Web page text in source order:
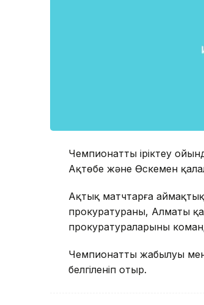
Чемпионаттың іріктеу
Ақтөбе және Өскемен
Ақтық матчтарға
прокуратураның, Алматы
прокуратураларының
Чемпионаттың жабылуы
белгіленіп отыр.